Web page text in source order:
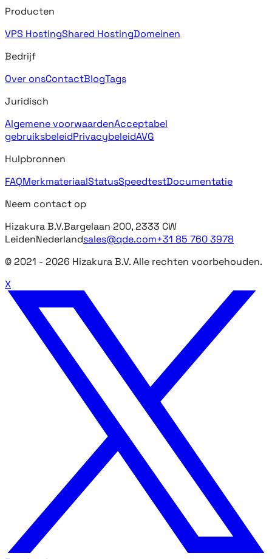
Producten
VPS HostingShared HostingDomeinen
Bedrijf
Over onsContactBlogTags
Juridisch
Algemene voorwaardenAcceptabel
gebruiksbeleidPrivacybeleidAVG
Hulpbronnen
FAQMerkmateriaalStatusSpeedtestDocumentatie
Neem contact op
Hizakura B.V.Bargelaan 200, 2333 CW
LeidenNederlandsales@qde.com+31 85 760 3978
© 2021 - 2026 Hizakura B.V. Alle rechten voorbehouden.
X